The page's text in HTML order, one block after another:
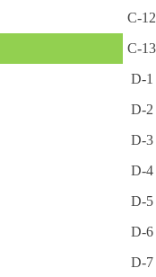
C-12
C-13
D-1
D-2
D-3
D-4
D-5
D-6
D-7